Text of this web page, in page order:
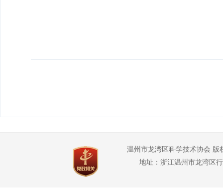
温州市龙湾区科学技术协会
地址：浙江温州市龙湾区